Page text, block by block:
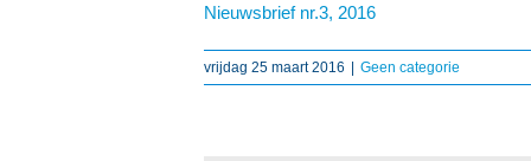
Nieuwsbrief nr.3, 2016
vrijdag 25 maart 2016 Geen categorie